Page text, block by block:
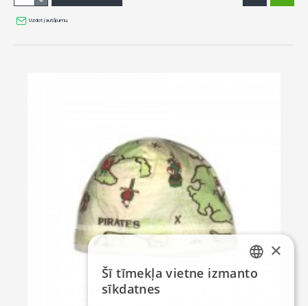
Uzdot jautājumu
LATVIAN
×
Šī tīmekļa vietne izmanto
sīkdatnes